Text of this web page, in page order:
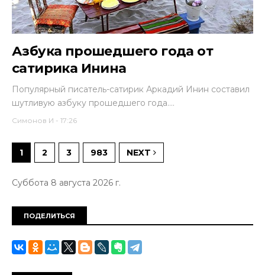
Азбука прошедшего года от
сатирика Инина
Популярный писатель-сатирик Аркадий Инин составил
шутливую азбуку прошедшего года….
Симонов И - 17:26
1 2 3 983 NEXT
Суббота 8 августа 2026 г.
ПОДЕЛИТЬСЯ